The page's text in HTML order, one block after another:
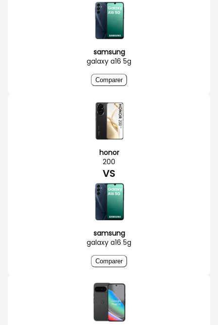
samsung
galaxy a16 5g
Comparer
honor
200
VS
samsung
galaxy a16 5g
Comparer